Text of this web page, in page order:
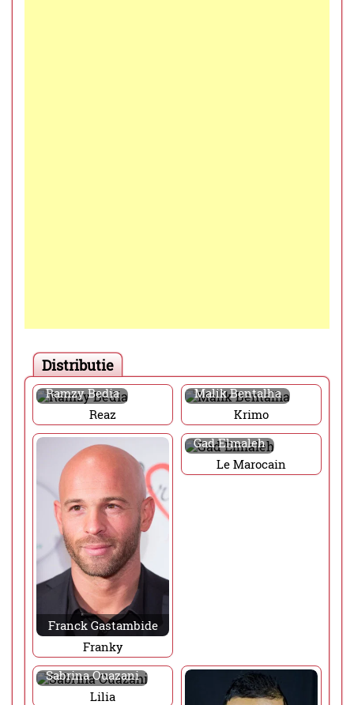
Distributie
Ramzy Bedia
Reaz
Malik Bentalha
Krimo
Franck Gastambide
Franky
Gad Elmaleh
Le Marocain
Sabrina Ouazani
Lilia